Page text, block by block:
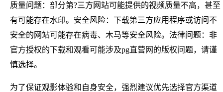
质量问题：部分第?三方网站可能提供的视频质量不高，甚至
有可能存在水印。安全风险：下载第三方应用程序或访问不
安全的网站可能存在病毒、木马等安全风险。法律问题：非
官方授权的下载和观看可能涉及pg直营网的版权问题，请谨
慎选择。
为了保证观影体验和自身安全，强烈建议优先选择官方渠道